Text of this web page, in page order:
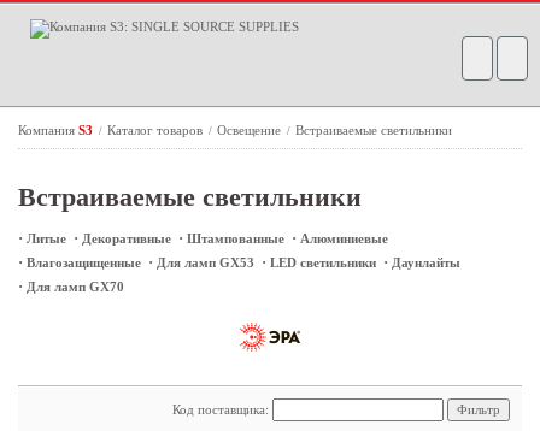
Компания S3 / Каталог товаров / Освещение / Встраиваемые светильники
Встраиваемые светильники
· Литые · Декоративные · Штампованные · Алюминиевые
· Влагозащищенные · Для ламп GX53 · LED светильники · Даунлайты
· Для ламп GX70
Код поставщика: